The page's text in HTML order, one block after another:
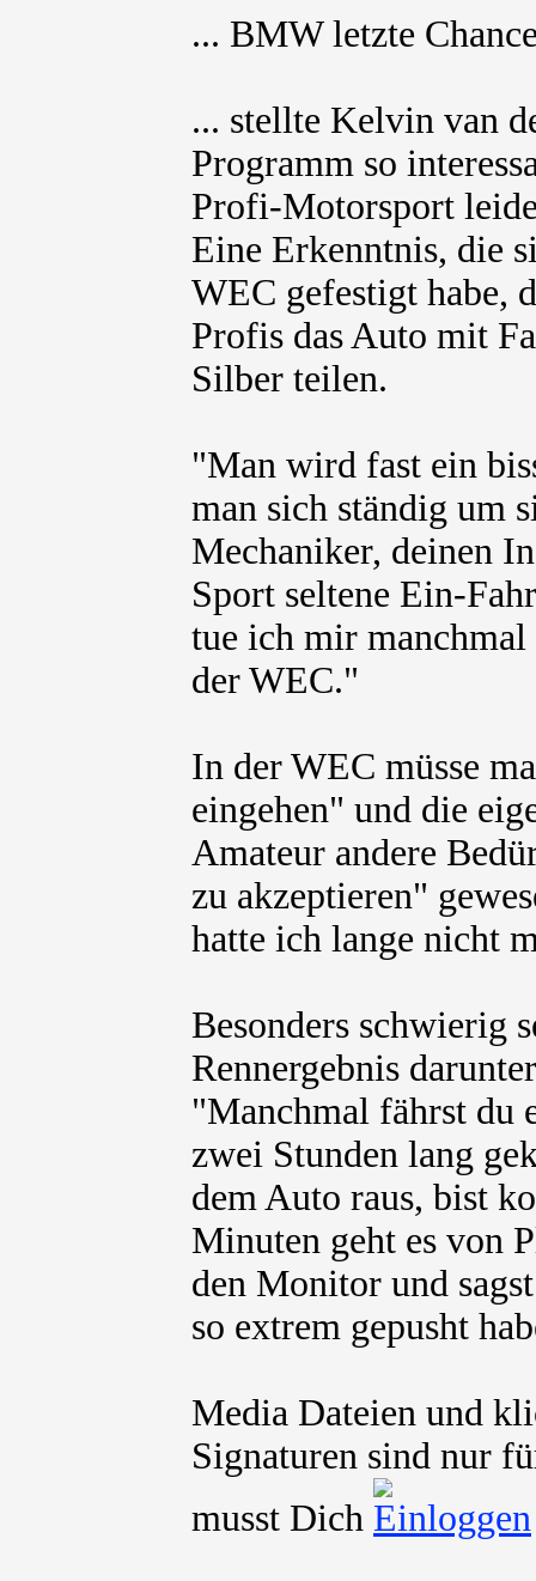
... BMW letzte
... stellte Kelvin van
Programm so
Profi-Motorsport
Eine Erkenntnis, die
WEC gefestigt habe,
Profis das Auto mit
Silber teilen.
"Man wird fast ein
man sich ständig um
Mechaniker, deinen
Sport seltene Ein-
tue ich mir
der WEC."
In der WEC müsse
eingehen" und die
Amateur andere
zu akzeptieren"
hatte ich lange nicht
Besonders schwierig
Rennergebnis
"Manchmal fährst du
zwei Stunden lang
dem Auto raus, bist
Minuten geht es von
den Monitor und
so extrem gepusht
Media Dateien und
Signaturen sind nur
musst Dich